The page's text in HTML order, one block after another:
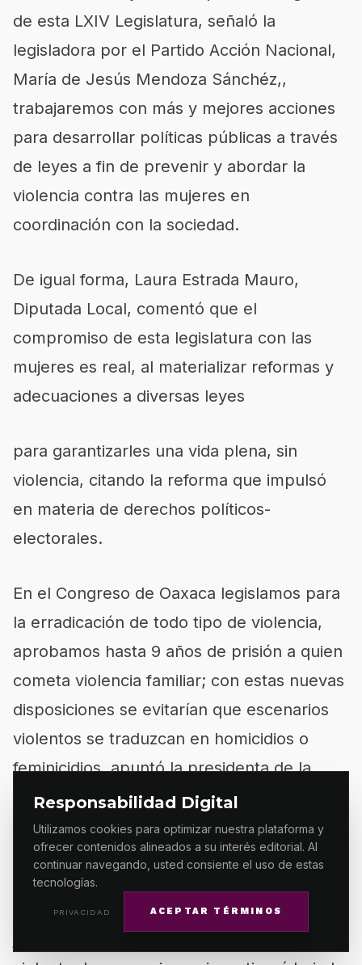
Responsabilidad Digital
Utilizamos cookies para optimizar nuestra plataforma y
ofrecer contenidos alineados a su interés editorial. Al
continuar navegando, usted consiente el uso de estas
tecnologías.
PRIVACIDAD ACEPTAR TÉRMINOS
de esta LXIV Legislatura, señaló la
legisladora por el Partido Acción Nacional,
María de Jesús Mendoza Sánchéz,,
trabajaremos con más y mejores acciones
para desarrollar políticas públicas a través
de leyes a fin de prevenir y abordar la
violencia contra las mujeres en
coordinación con la sociedad.
De igual forma, Laura Estrada Mauro,
Diputada Local, comentó que el
compromiso de esta legislatura con las
mujeres es real, al materializar reformas y
adecuaciones a diversas leyes
para garantizarles una vida plena, sin
violencia, citando la reforma que impulsó
en materia de derechos políticos-
electorales.
En el Congreso de Oaxaca legislamos para
la erradicación de todo tipo de violencia,
aprobamos hasta 9 años de prisión a quien
cometa violencia familiar; con estas nuevas
disposiciones se evitarían que escenarios
violentos se traduzcan en homicidios o
feminicidios, apuntó la presidenta de la
Comisión de Derechos Humanos, Magaly
López Dominguez.
Finalmente, la diputada Elisa Zepeda,
aseveró que en Oaxaca se legisla por la